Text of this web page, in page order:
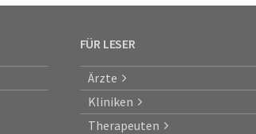
FÜR LESER
Ärzte
Kliniken
Therapeuten